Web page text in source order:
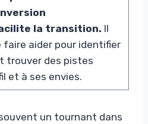
la transition. Il
aider pour identifier
trouver des pistes
et à ses envies.
un tournant dans